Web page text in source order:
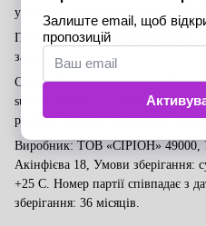
упаковки. Уникати потрапляння в
Протипоказання: індивідуальна
засобу.
СкладINCI: Prepared water,
subtilis, Bacillus amyloliquefaciens,
pumilus, Bacillus megaterium,
Виробник: ТОВ «СІРІОН» 49000,
Акінфієва 18, Умови зберігання:
+25 C. Номер партії співпадає з
зберігання: 36 місяців.